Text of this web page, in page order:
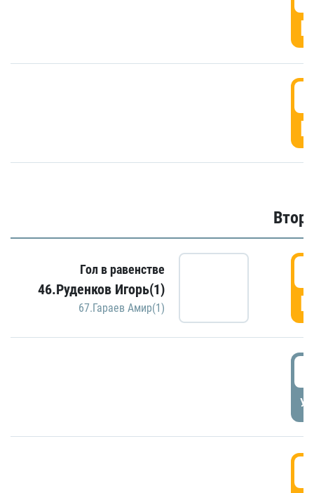
Гол в равенстве
46.Руденков Игорь(1)
67.Гараев Амир(1)